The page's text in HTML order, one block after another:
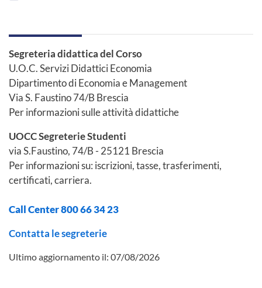
Segreteria didattica del Corso
U.O.C. Servizi Didattici Economia
Dipartimento di Economia e Management
Via S. Faustino 74/B Brescia
Per informazioni sulle attività didattiche
UOCC Segreterie Studenti
via S.Faustino, 74/B - 25121 Brescia
Per informazioni su: iscrizioni, tasse, trasferimenti,
certificati, carriera.
Call Center 800 66 34 23
Contatta le segreterie
Ultimo aggiornamento il: 07/08/2026